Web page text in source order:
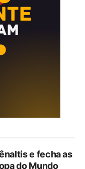
e fecha as
do Mundo